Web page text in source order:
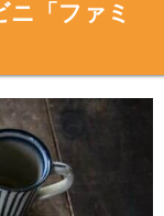
「ファミ